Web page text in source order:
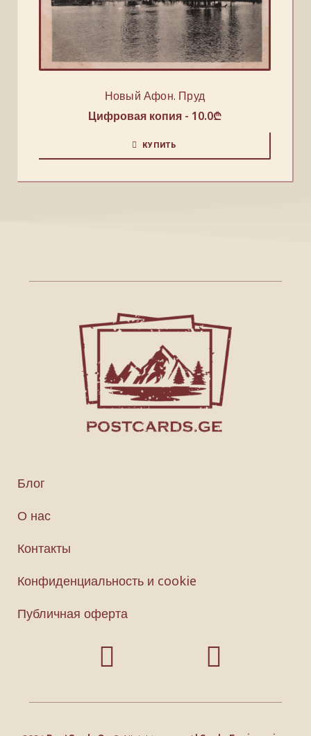
Новый Афон. Пруд
Цифровая копия - 10.0₾
КУПИТЬ
Блог
О нас
Контакты
Конфиденциальность и cookie
Публичная оферта